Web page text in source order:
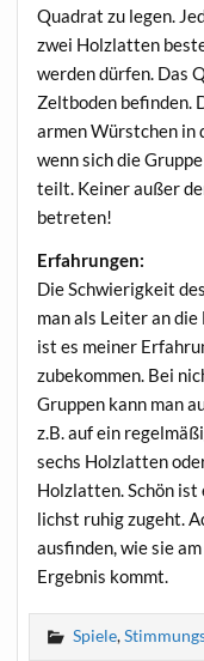
Qua­drat zu legen.
zwei Holz­lat­ten
wer­den dür­fen. Das
Zelt­bo­den befin­den.
armen Würst­chen in
wenn sich die
teilt. Kei­ner außer
betreten!
Erfah­run­gen:
Die Schwie­rig­keit
man als Lei­ter an
ist es mei­ner
zu­be­kom­men. Bei
Grup­pen kann man
z.B. auf ein
sechs Holz­lat­ten
Holz­lat­ten. Schön ist
lichst ruhig zugeht.
aus­fin­den, wie sie
Ergeb­nis kommt.
Spiele,